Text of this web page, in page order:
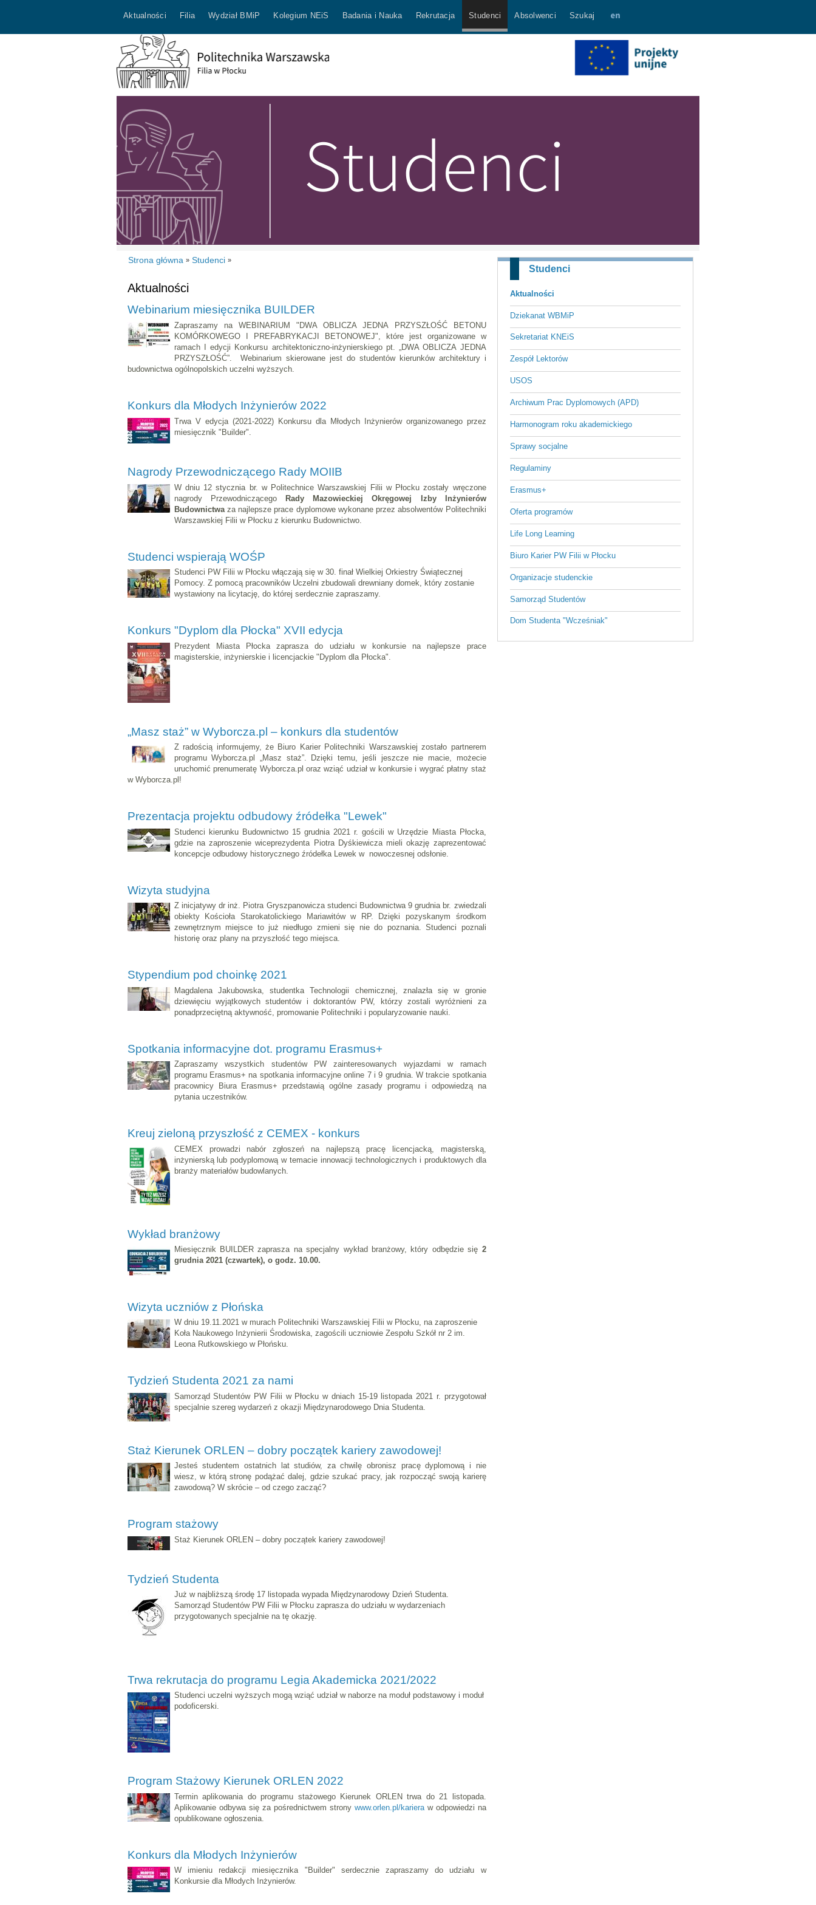
Aktualności Filia Wydział BMiP Kolegium NEiS Badania i Nauka Rekrutacja Studenci Absolwenci Szukaj
Studenci
Aktualności
Dziekanat WBMiP
Sekretariat KNEiS
Zespół Lektorów
USOS
Archiwum Prac Dyplomowych (APD)
Harmonogram roku akademickiego
Sprawy socjalne
Regulaminy
Erasmus+
Oferta programów
Life Long Learning
Biuro Karier PW Filii w Płocku
Organizacje studenckie
Samorząd Studentów
Dom Studenta "Wcześniak"
Strona główna » Studenci »
Aktualności
Webinarium miesięcznika BUILDER
Zapraszamy na WEBINARIUM "DWA OBLICZA JEDNA PRZYSZŁOŚĆ BETONU
KOMÓRKOWEGO I PREFABRYKACJI BETONOWEJ", które jest organizowane w
ramach I edycji Konkursu architektoniczno-inżynierskiego pt. „DWA OBLICZA JEDNA
PRZYSZŁOŚĆ”. Webinarium skierowane jest do studentów kierunków architektury i
budownictwa ogólnopolskich uczelni wyższych.
Konkurs dla Młodych Inżynierów 2022
Trwa V edycja (2021-2022) Konkursu dla Młodych Inżynierów organizowanego przez
miesięcznik "Builder".
Nagrody Przewodniczącego Rady MOIIB
W dniu 12 stycznia br. w Politechnice Warszawskiej Filii w Płocku zostały wręczone
nagrody Przewodniczącego Rady Mazowieckiej Okręgowej Izby Inżynierów
Budownictwaza najlepsze prace dyplomowe wykonane przez absolwentów Politechniki
Warszawskiej Filii w Płocku z kierunku Budownictwo.
Studenci wspierają WOŚP
Studenci PW Filii w Płocku włączają się w 30. finał Wielkiej Orkiestry Świątecznej
Pomocy. Z pomocą pracowników Uczelni zbudowali drewniany domek, który zostanie
wystawiony na licytację, do której serdecznie zapraszamy.
Konkurs "Dyplom dla Płocka" XVII edycja
Prezydent Miasta Płocka zaprasza do udziału w konkursie na najlepsze prace
magisterskie, inżynierskie i licencjackie "Dyplom dla Płocka".
„Masz staż” w Wyborcza.pl – konkurs dla studentów
Z radością informujemy, że Biuro Karier Politechniki Warszawskiej zostało partnerem
programu Wyborcza.pl „Masz staż”. Dzięki temu, jeśli jeszcze nie macie, możecie
uruchomić prenumeratę Wyborcza.pl oraz wziąć udział w konkursie i wygrać płatny staż
w Wyborcza.pl!
Prezentacja projektu odbudowy źródełka "Lewek"
Studenci kierunku Budownictwo 15 grudnia 2021 r. gościli w Urzędzie Miasta Płocka,
gdzie na zaproszenie wiceprezydenta Piotra Dyśkiewicza mieli okazję zaprezentować
koncepcje odbudowy historycznego źródełka Lewek w nowoczesnej odsłonie.
Wizyta studyjna
Z inicjatywy dr inż. Piotra Gryszpanowicza studenci Budownictwa 9 grudnia br. zwiedzali
obiekty Kościoła Starokatolickiego Mariawitów w RP. Dzięki pozyskanym środkom
zewnętrznym miejsce to już niedługo zmieni się nie do poznania. Studenci poznali
historię oraz plany na przyszłość tego miejsca.
Stypendium pod choinkę 2021
Magdalena Jakubowska, studentka Technologii chemicznej, znalazła się w gronie
dziewięciu wyjątkowych studentów i doktorantów PW, którzy zostali wyróżnieni za
ponadprzeciętną aktywność, promowanie Politechniki i popularyzowanie nauki.
Spotkania informacyjne dot. programu Erasmus+
Zapraszamy wszystkich studentów PW zainteresowanych wyjazdami w ramach
programu Erasmus+ na spotkania informacyjne online 7 i 9 grudnia. W trakcie spotkania
pracownicy Biura Erasmus+ przedstawią ogólne zasady programu i odpowiedzą na
pytania uczestników.
Kreuj zieloną przyszłość z CEMEX - konkurs
CEMEX prowadzi nabór zgłoszeń na najlepszą pracę licencjacką, magisterską,
inżynierską lub podyplomową w temacie innowacji technologicznych i produktowych dla
branży materiałów budowlanych.
Wykład branżowy
Miesięcznik BUILDER zaprasza na specjalny wykład branżowy, który odbędzie się 2
grudnia 2021 (czwartek), o godz. 10.00.
Wizyta uczniów z Płońska
W dniu 19.11.2021 w murach Politechniki Warszawskiej Filii w Płocku, na zaproszenie
Koła Naukowego Inżynierii Środowiska, zagościli uczniowie Zespołu Szkół nr 2 im.
Leona Rutkowskiego w Płońsku.
Tydzień Studenta 2021 za nami
Samorząd Studentów PW Filii w Płocku w dniach 15-19 listopada 2021 r. przygotował
specjalnie szereg wydarzeń z okazji Międzynarodowego Dnia Studenta.
Staż Kierunek ORLEN – dobry początek kariery zawodowej!
Jesteś studentem ostatnich lat studiów, za chwilę obronisz pracę dyplomową i nie
wiesz, w którą stronę podążać dalej, gdzie szukać pracy, jak rozpocząć swoją karierę
zawodową? W skrócie – od czego zacząć?
Program stażowy
Staż Kierunek ORLEN – dobry początek kariery zawodowej!
Tydzień Studenta
Już w najbliższą środę 17 listopada wypada Międzynarodowy Dzień Studenta.
Samorząd Studentów PW Filii w Płocku zaprasza do udziału w wydarzeniach
przygotowanych specjalnie na tę okazję.
Trwa rekrutacja do programu Legia Akademicka 2021/2022
Studenci uczelni wyższych mogą wziąć udział w naborze na moduł podstawowy i moduł
podoficerski.
Program Stażowy Kierunek ORLEN 2022
Termin aplikowania do programu stażowego Kierunek ORLEN trwa do 21 listopada.
Aplikowanie odbywa się za pośrednictwem strony www.orlen.pl/karieraw odpowiedzi na
opublikowane ogłoszenia.
Konkurs dla Młodych Inżynierów
W imieniu redakcji miesięcznika "Builder" serdecznie zapraszamy do udziału w
Konkursie dla Młodych Inżynierów.